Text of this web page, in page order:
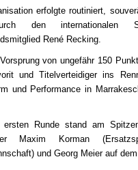
erfolgte routiniert,
den internationalen
René Recking.
von ungefähr 150
und Titelverteidiger ins
und Performance in
ersten Runde stand am
Maxim Korman
und Georg Meier auf